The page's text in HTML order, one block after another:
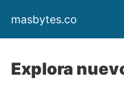
masbytes.co
Explora